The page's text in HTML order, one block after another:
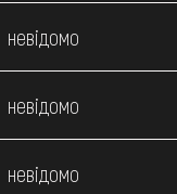
невідомо
невідомо
невідомо